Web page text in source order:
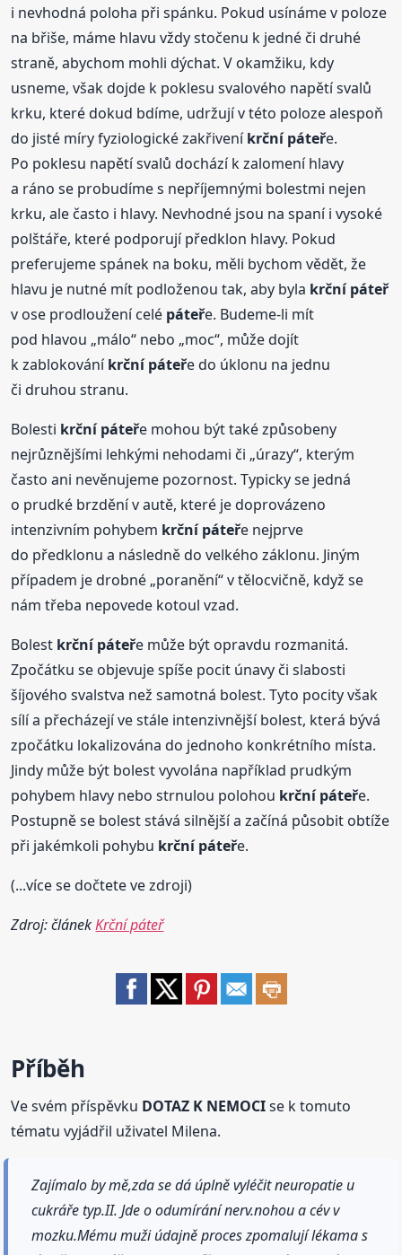
i nevhodná poloha při spánku. Pokud usínáme v poloze
na břiše, máme hlavu vždy stočenu k jedné či druhé
straně, abychom mohli dýchat. V okamžiku, kdy
usneme, však dojde k poklesu svalového napětí svalů
krku, které dokud bdíme, udržují v této poloze alespoň
do jisté míry fyziologické zakřiveníkrční páteře.
Po poklesu napětí svalů dochází k zalomení hlavy
a ráno se probudíme s nepříjemnými bolestmi nejen
krku, ale často i hlavy. Nevhodné jsou na spaní i vysoké
polštáře, které podporují předklon hlavy. Pokud
preferujeme spánek na boku, měli bychom vědět, že
hlavu je nutné mít podloženou tak, aby byla krční páteř
v ose prodloužení celé páteře. Budeme-li mít
pod hlavou „málo“ nebo „moc“, může dojít
k zablokováníkrční páteře do úklonu na jednu
či druhou stranu.
Bolesti krční páteře mohou být také způsobeny
nejrůznějšími lehkými nehodami či „úrazy“, kterým
často ani nevěnujeme pozornost. Typicky se jedná
o prudké brzdění v autě, které je doprovázeno
intenzivním pohybem krční páteře nejprve
do předklonu a následně do velkého záklonu. Jiným
případem je drobné „poranění“ v tělocvičně, když se
nám třeba nepovede kotoul vzad.
Bolest krční páteře může být opravdu rozmanitá.
Zpočátku se objevuje spíše pocit únavy či slabosti
šíjového svalstva než samotná bolest. Tyto pocity však
sílí a přecházejí ve stále intenzivnější bolest, která bývá
zpočátku lokalizována do jednoho konkrétního místa.
Jindy může být bolest vyvolána například prudkým
pohybem hlavy nebo strnulou polohou krční páteře.
Postupně se bolest stává silnější a začíná působit obtíže
při jakémkoli pohybu krční páteře.
(...více se dočtete ve zdroji)
Zdroj: článekKrční páteř
Příběh
Ve svém příspěvku DOTAZ K NEMOCIse k tomuto
tématu vyjádřil uživatel Milena.
Zajímalo by mě,zda se dá úplně vyléčit neuropatie u
cukráře typ.II. Jde o odumírání nerv.nohou a cév v
mozku.Mému muži údajně proces zpomalují lékama s